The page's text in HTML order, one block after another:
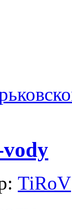
TiRoV